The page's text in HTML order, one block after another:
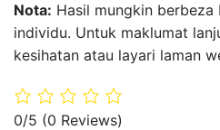
Nota: Hasil mungkin
individu. Untuk maklumat
kesihatan atau layari laman
0/5 (0 Reviews)